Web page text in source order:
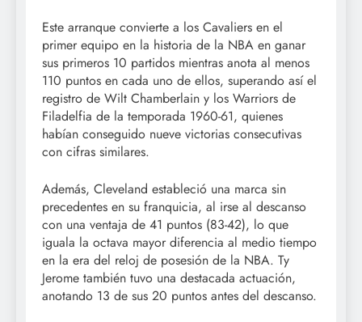
Este arranque convierte a los Cavaliers en el
primer equipo en la historia de la NBA en ganar
sus primeros 10 partidos mientras anota al menos
110 puntos en cada uno de ellos, superando así el
registro de Wilt Chamberlain y los Warriors de
Filadelfia de la temporada 1960-61, quienes
habían conseguido nueve victorias consecutivas
con cifras similares.
Además, Cleveland estableció una marca sin
precedentes en su franquicia, al irse al descanso
con una ventaja de 41 puntos (83-42), lo que
iguala la octava mayor diferencia al medio tiempo
en la era del reloj de posesión de la NBA. Ty
Jerome también tuvo una destacada actuación,
anotando 13 de sus 20 puntos antes del descanso.